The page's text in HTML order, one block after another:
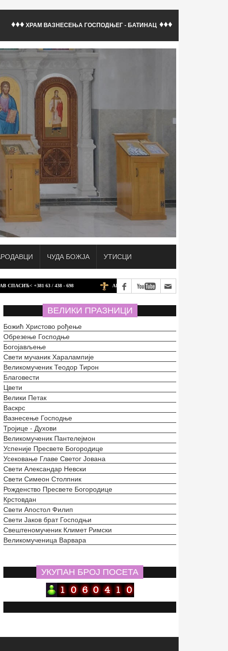
♦♦♦ ХРАМ ВАЗНЕСЕЊА ГОСПОДЊЕГ - БАТИНАЦ ♦♦♦
ЧУДА БОЖЈА УТИСЦИ
+381 63 / 438 - 698 АКО ЖЕЛИТЕ ДА ДОНИРАТЕ ЗА БАТИНАЧКИ ХРАМ У
ВЕЛИКИ ПРАЗНИЦИ
Божић Христово рођење
Обрезење Господње
Богојављење
Свети мучаник Харалампије
Великомученик Теодор Тирон
Благовести
Цвети
Велики Петак
Васкрс
Вазнесење Господње
Тројице - Духови
Великомученик Пантелејмон
Успеније Пресвете Богородице
Усековање Главе Светог Јована
Свети Александар Невски
Свети Симеон Столпник
Рожденство Пресвете Богородице
Крстовдан
Свети Апостол Филип
Свети Јаков брат Господњи
Свештеномученик Климет Римски
Великомученица Варвара
УКУПАН БРОЈ ПОСЕТА